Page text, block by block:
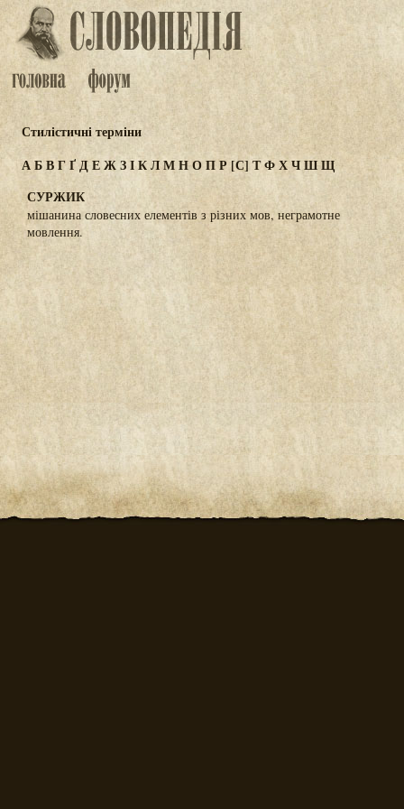
Стилістичні терміни
АБВГҐДЕЖЗІКЛМНОПР [С] ТФХЧШЩ
СУРЖИК
мішанина словесних елементів з різних мов, неграмотне
мовлення.